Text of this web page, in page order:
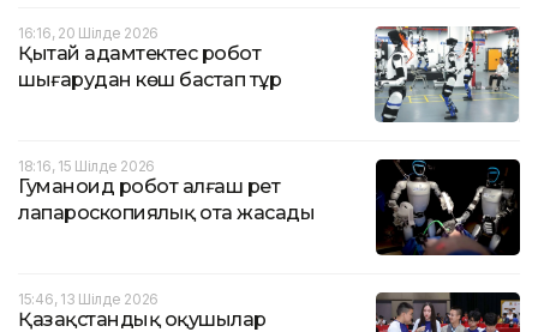
16:16, 20 Шілде 2026
Қытай адамтектес робот
шығарудан көш бастап тұр
18:16, 15 Шілде 2026
Гуманоид робот алғаш рет
лапароскопиялық ота жасады
15:46, 13 Шілде 2026
Қазақстандық оқушылар